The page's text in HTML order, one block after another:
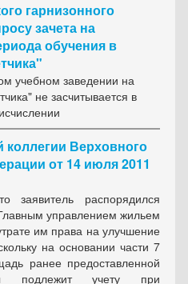
гарнизонного
зачета на
обучения в
учебном заведении на
не засчитывается в
Верховного
от 14 июля 2011
заявитель распорядился
управлением жильем
им права на улучшение
на основании части 7
ранее предоставленной
подлежит учету при